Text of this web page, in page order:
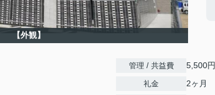
【外観】
管理 / 共益費 5,500円
礼金 2ヶ月